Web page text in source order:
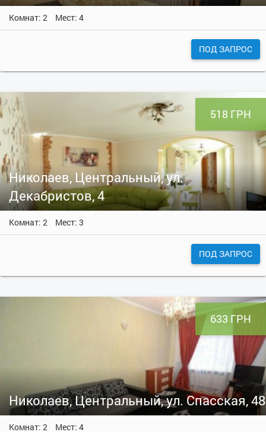
Комнат: 2 Мест: 4
ПОД ЗАПРОС
518 ГРН
Николаев, Центральный, ул.
Декабристов, 4
Комнат: 2 Мест: 3
ПОД ЗАПРОС
633 ГРН
Николаев, Центральный, ул. Спасская, 48
Комнат: 2 Мест: 4